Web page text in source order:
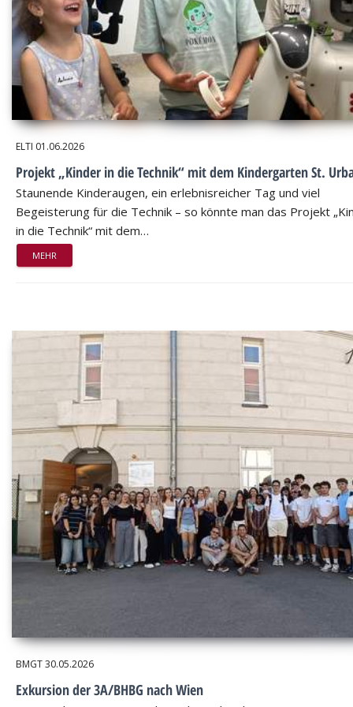
ELTI 01.06.2026
Projekt „Kinder in die Technik“ mit dem Kindergarten St.
Staunende Kinderaugen, ein erlebnisreicher Tag und viel
Begeisterung für die Technik – so könnte man das Projekt
in die Technik“ mit dem…
MEHR
BMGT30.05.2026
Exkursion der 3A/BHBG nach Wien